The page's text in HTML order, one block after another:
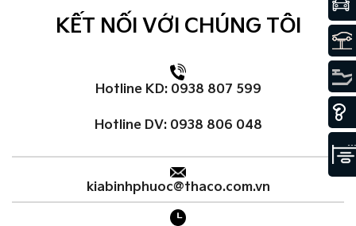
KẾT NỐI VỚI CHÚNG TÔI
Hotline KD: 0938 807 599
Hotline DV: 0938 806 048
kiabinhphuoc@thaco.com.vn